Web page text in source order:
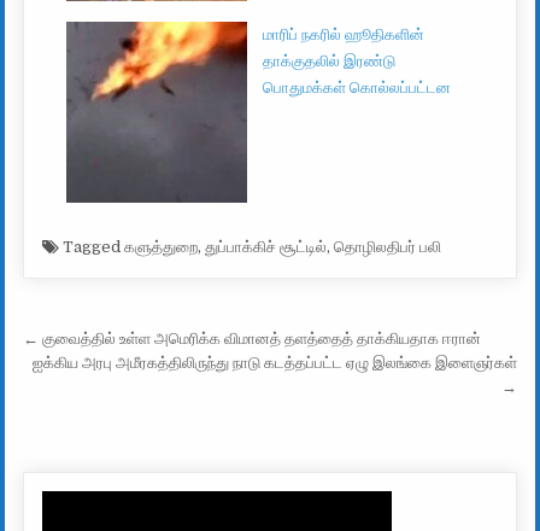
மாரிப் நகரில் ஹூதிகளின்
தாக்குதலில் இரண்டு
பொதுமக்கள் கொல்லப்பட்டன
Taggedகளுத்துறை,துப்பாக்கிச் சூட்டில்,தொழிலதிபர் பலி
Post navigation
← குவைத்தில் உள்ள அமெரிக்க விமானத் தளத்தைத் தாக்கியதாக ஈரான்
ஐக்கிய அரபு அமீரகத்திலிருந்து நாடு கடத்தப்பட்ட ஏழு இலங்கை இளைஞர்கள்
→